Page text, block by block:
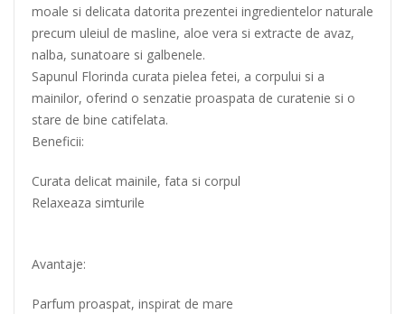
moale si delicata datorita prezentei ingredientelor naturale
precum uleiul de masline, aloe vera si extracte de avaz,
nalba, sunatoare si galbenele.
Sapunul Florinda curata pielea fetei, a corpului si a
mainilor, oferind o senzatie proaspata de curatenie si o
stare de bine catifelata.
Beneficii:
Curata delicat mainile, fata si corpul
Relaxeaza simturile
Avantaje:
Parfum proaspat, inspirat de mare